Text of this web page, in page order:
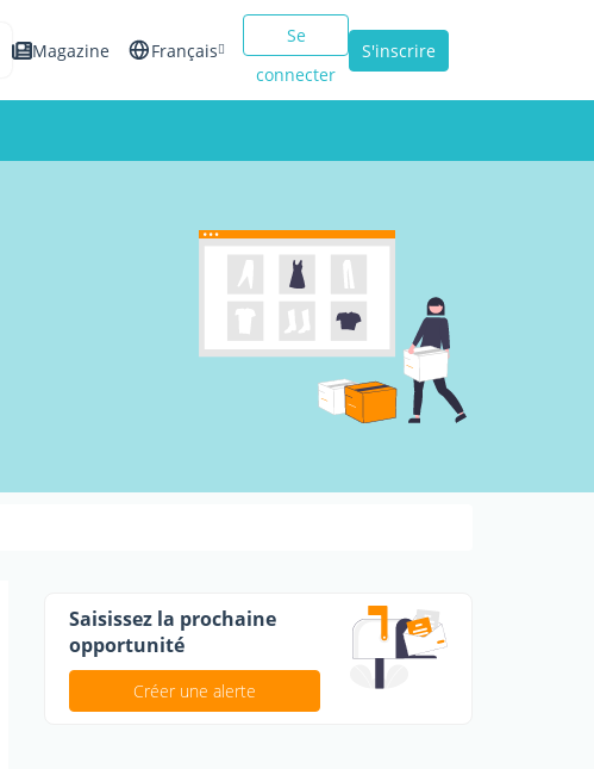
Magazine Français
Se
connecter
S'inscrire
Saisissez la prochaine
opportunité
Créer une alerte